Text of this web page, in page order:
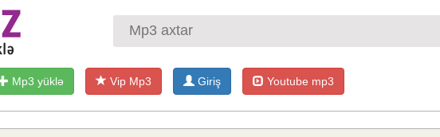
Mp3 yüklə Vip Mp3 Giriş Youtube mp3